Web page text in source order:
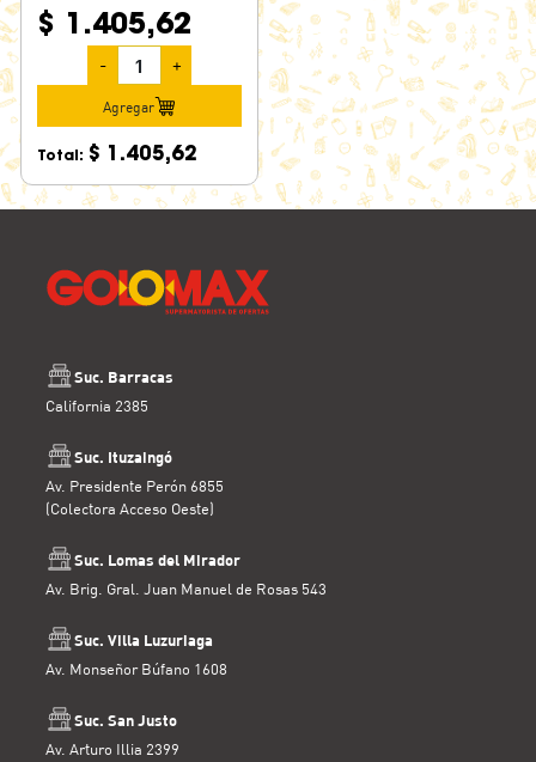
$ 1.405,62
- +
Agregar
Total: $ 1.405,62
Suc. Barracas
California 2385
Suc. Ituzaingó
Av. Presidente Perón 6855
(Colectora Acceso Oeste)
Suc. Lomas del Mirador
Av. Brig. Gral. Juan Manuel de Rosas 543
Suc. Villa Luzuriaga
Av. Monseñor Búfano 1608
Suc. San Justo
Av. Arturo Illia 2399